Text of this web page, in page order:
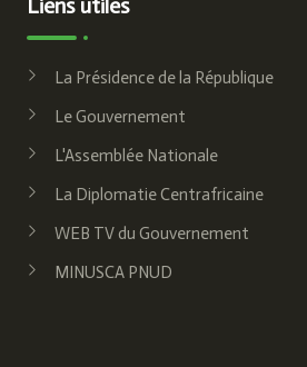
Liens utiles
La Présidence de la République
Le Gouvernement
L'Assemblée Nationale
La Diplomatie Centrafricaine
WEB TV du Gouvernement
MINUSCA PNUD